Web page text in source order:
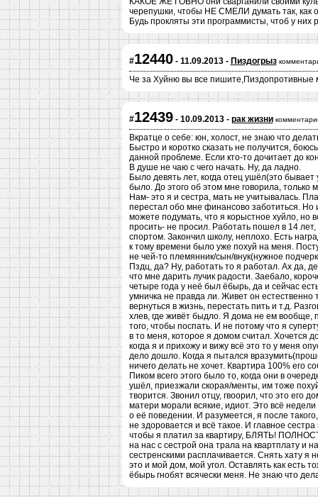
черепушки, чтобы НЕ СМЕЛИ думать так, как
Будь прокляты эти программисты, чтоб у них
#12440- 11.09.2013 - Пиздогрыз
Че за Хуйню вы все пишите,Пиздопротивные
#12439- 10.09.2013 - рак жизни
Вкратце о себе: юн, холост, не знаю что
Быстро и коротко сказать не получится,
данной проблеме. Если кто-то дочитает до
В душе не чаю с чего начать. Ну, да ладно.
Было девять лет, когда отец ушёл(это
было. До этого об этом мне говорила, только
Нам- это я и сестра, мать не учитывалась.
перестал обо мне финансово заботиться. Но
можете подумать, что я корыстное хуйло, но
просить- не просил. Работать пошел в 14
спортом. Закончил школу, неплохо. Есть
к тому времени было уже похуй на меня.
не чей-то племянник/сын/внук(нужное
Пздц, да? Ну, работать то я работал. Ах да,
что мне дарить лучик радости. Заебало,
четыре года у неё был ёбырь, да и сейчас
умничка не правда ли. Живет он естественно
вернуться в жизнь, перестать пить и т.д.
хлев, где живёт быдло. Я дома не ем вообще,
того, чтобы поспать. И не потому что я
в то меня, которое я домом считал. Хочется
когда я и прихожу и вижу всё это то у меня
дело дошло. Когда я пытался
ничего делать не хочет. Квартира 100% его
Пиком всего этого было то, когда они в
ушёл, приезжали скорая/менты, им тоже
творится. Звонил отцу, гвоорил, что это его
матери морали всякие, идиот. Это всё
о её поведении. И разумеется, я после
не здоровается и всё такое. И главное
чтобы я платил за квартиру, БЛЯТЬ!
на нас с сестрой она трала на квартплату и
сестренскими расплачивается. Снять хату я
это и мой дом, мой угол. Оставлять как есть
ёбырь гнобят всячески меня. Не знаю что